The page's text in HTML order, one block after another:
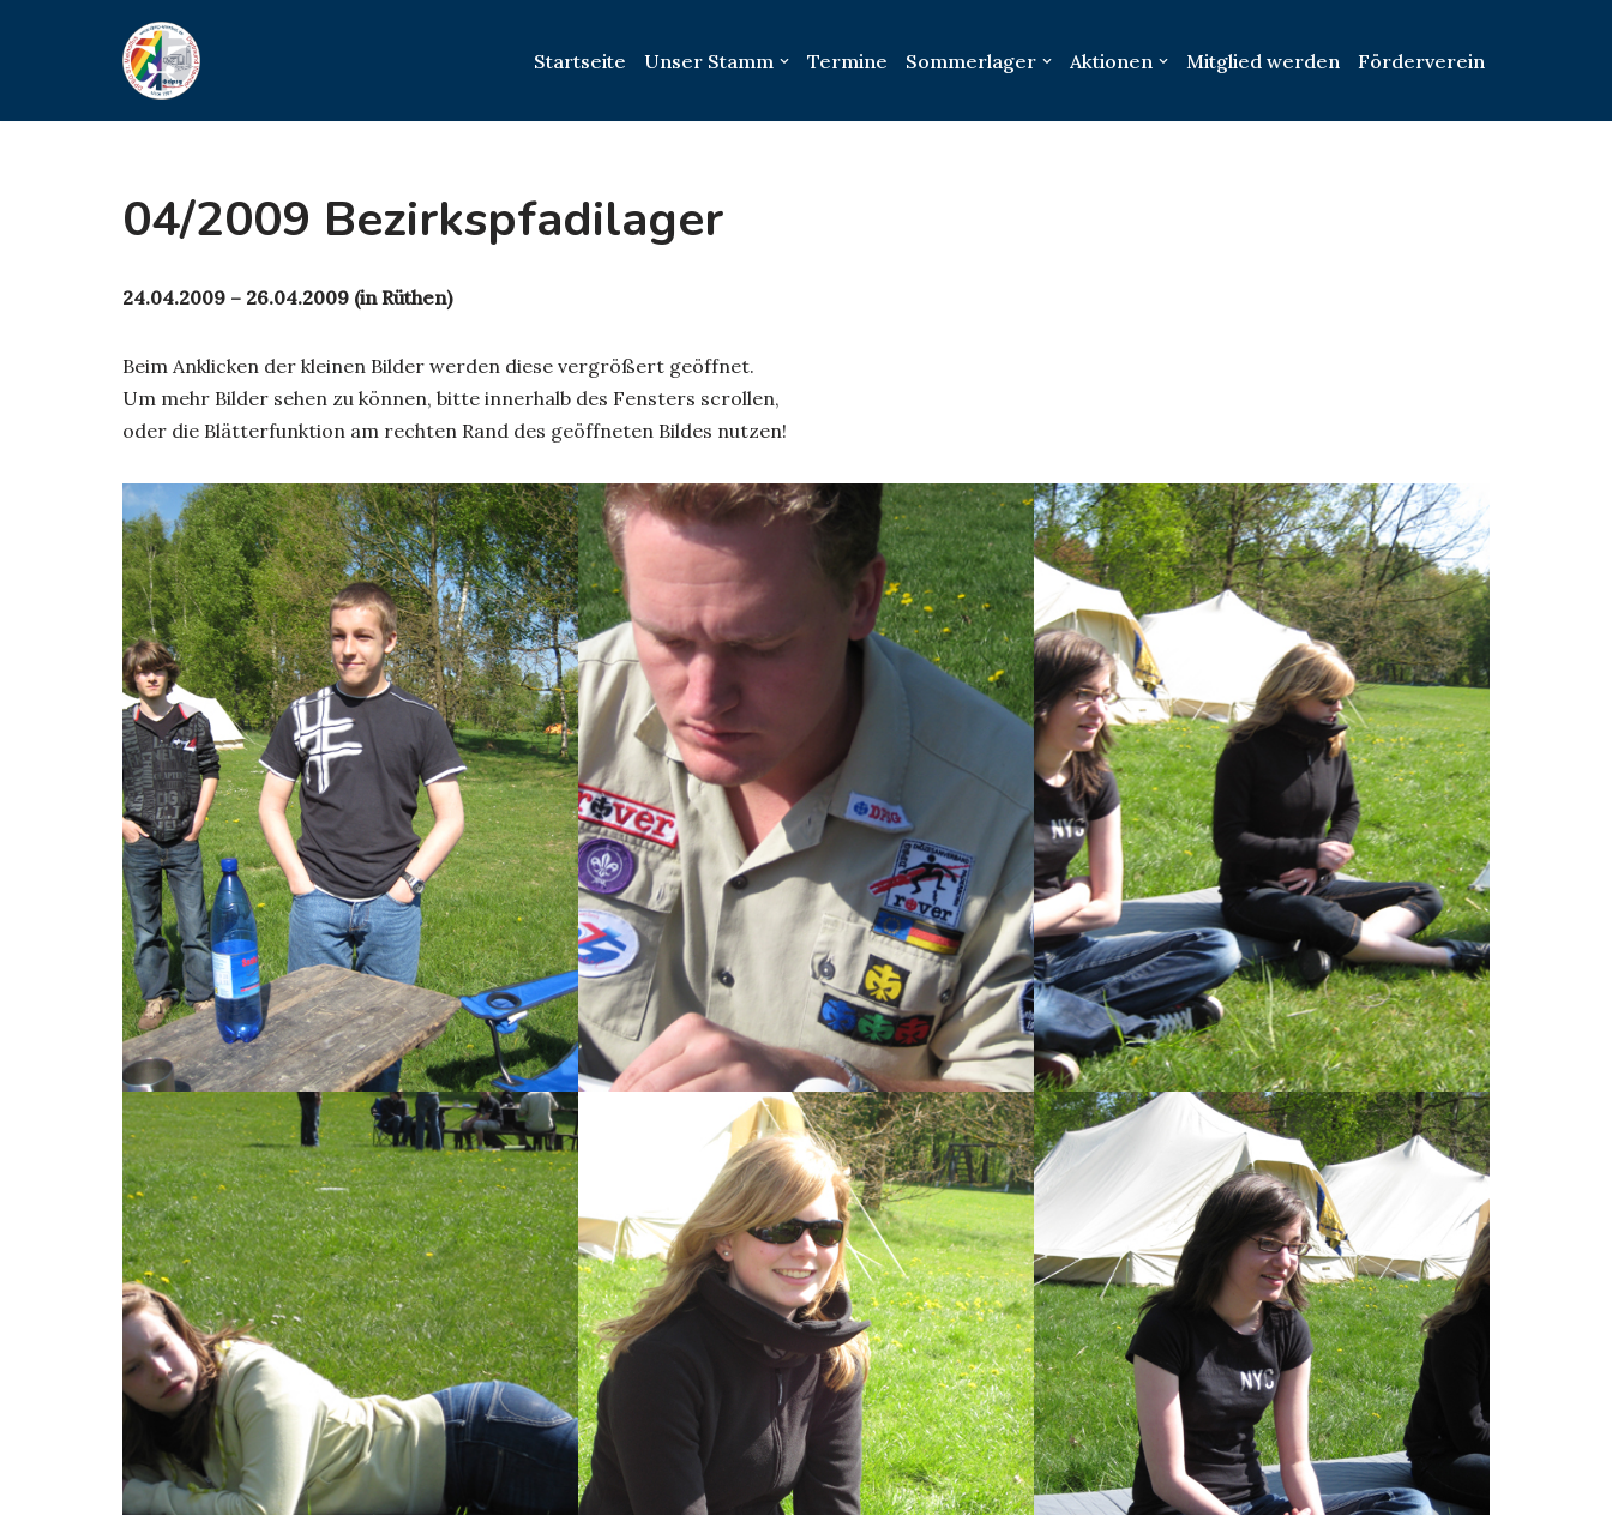
Startseite Unser Stamm Termine Sommerlager Aktionen Mitglied werden Förderverein
04/2009 Bezirkspfadilager
24.04.2009 – 26.04.2009 (in Rüthen)
Beim Anklicken der kleinen Bilder werden diese vergrößert geöffnet.
Um mehr Bilder sehen zu können, bitte innerhalb des Fensters scrollen,
oder die Blätterfunktion am rechten Rand des geöffneten Bildes nutzen!